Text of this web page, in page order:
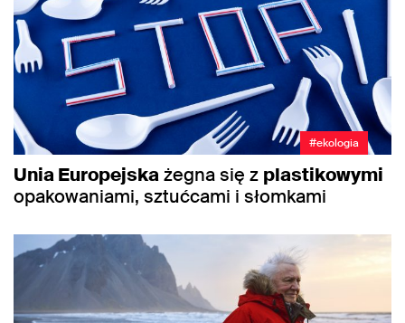
#ekologia
Unia Europejskażegna się z plastikowymi
opakowaniami, sztućcami i słomkami